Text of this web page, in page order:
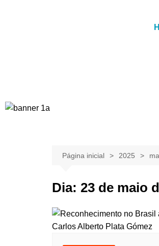
Página inicial 2025
Dia: 23 de maio